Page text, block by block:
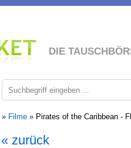
DIE
» Filme » Pirates of the Caribbean -
« zurück